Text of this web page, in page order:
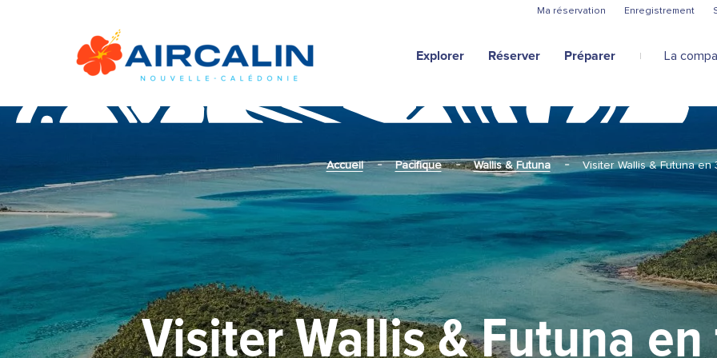
Aller au contenu principal
Ma réservation Enregistrement
Explorer Réserver Préparer La
Accueil Pacifique Wallis & Futuna Visiter Wallis & Futuna en
Visiter Wallis & Futuna